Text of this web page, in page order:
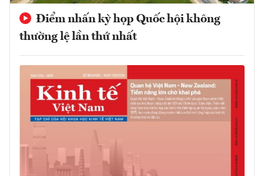
Điểm nhấn kỳ họp Quốc hội không
thường lệ lần thứ nhất